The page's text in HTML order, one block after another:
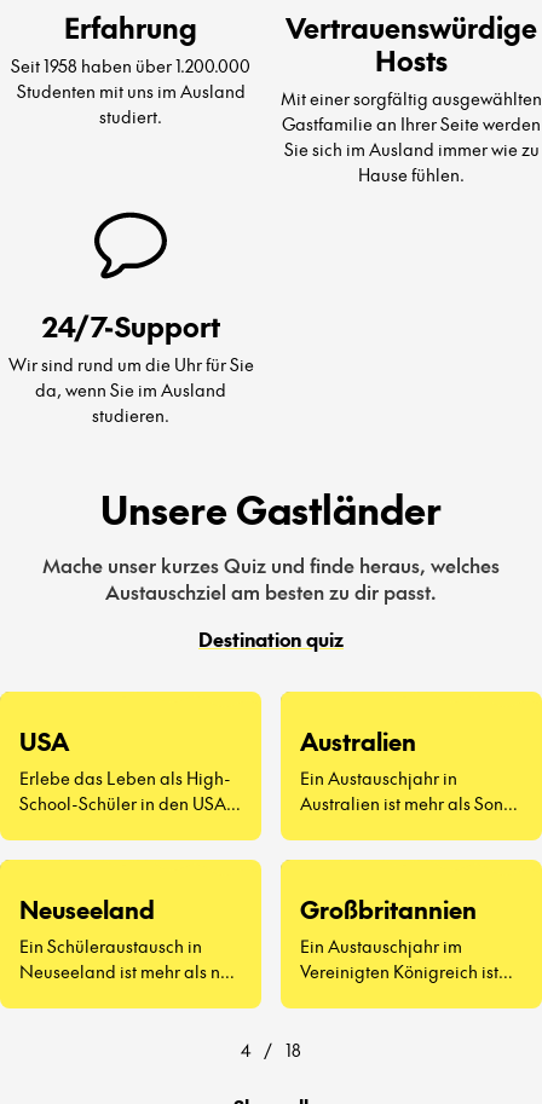
Erfahrung
Seit 1958 haben über 1.200.000
Studenten mit uns im Ausland
studiert.
Vertrauenswürdige
Hosts
Mit einer sorgfältig ausgewählten
Gastfamilie an Ihrer Seite werden
Sie sich im Ausland immer wie zu
Hause fühlen.
24/7-Support
Wir sind rund um die Uhr für Sie
da, wenn Sie im Ausland
studieren.
Unsere Gastländer
Mache unser kurzes Quiz und finde heraus, welches
Austauschziel am besten zu dir passt.
Destination quiz
USA
Erlebe das Leben als High-
School-Schüler in den USA –
Australien
Ein Austauschjahr in
Australien ist mehr als Sonne
zu probieren (ja, wirklich)
Schulalltag auf der anderen
Seite der Welt anfühlt.
Neuseeland
Ein Schüleraustausch in
Neuseeland ist mehr als nur
Großbritannien
Ein Austauschjahr im
Vereinigten Königreich ist
4 / 18